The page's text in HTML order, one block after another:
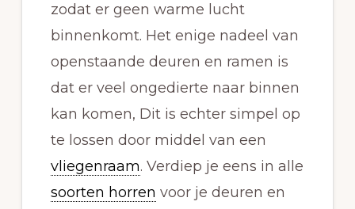
zodat er geen warme lucht
binnenkomt. Het enige nadeel van
openstaande deuren en ramen is
dat er veel ongedierte naar binnen
kan komen, Dit is echter simpel op
te lossen door middel van een
vliegenraam. Verdiep je eens in alle
soorten horren voor je deuren en